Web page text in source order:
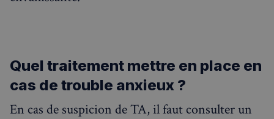
Quel traitement mettre en place en
cas de trouble anxieux ?
En cas de suspicion de TA, il faut consulter un